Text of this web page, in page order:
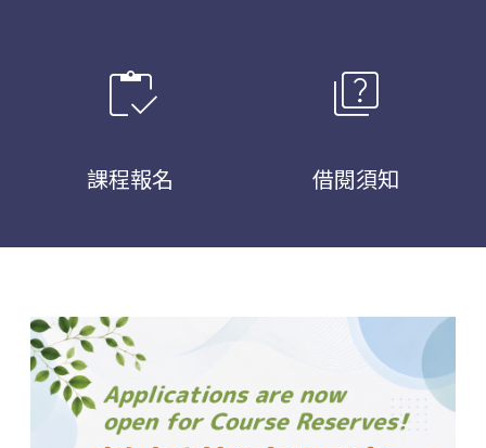
inventory
課程報名
quiz
借閱須知